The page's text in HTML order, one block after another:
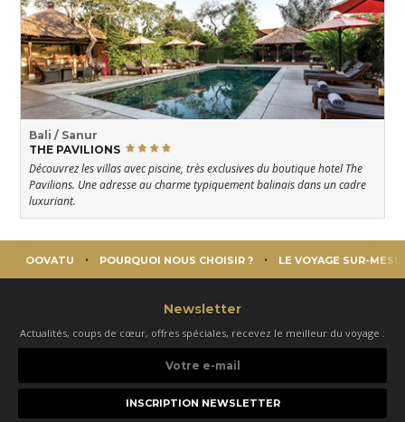
Bali / Sanur
THE PAVILIONS
Découvrez les villas avec piscine, très exclusives du boutique hotel The
Pavilions. Une adresse au charme typiquement balinais dans un cadre
luxuriant.
OOVATU POURQUOI NOUS CHOISIR ? LE VOYAGE SUR-
Newsletter
Actualités, coups de cœur, offres spéciales, recevez le meilleur du voyage :
e-